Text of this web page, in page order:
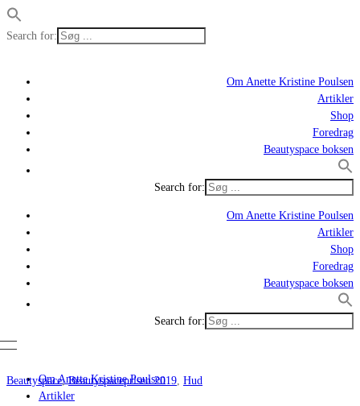
Search for:
Om Anette Kristine Poulsen
Artikler
Shop
Foredrag
Beautyspace boksen
Search for:
Om Anette Kristine Poulsen
Artikler
Shop
Foredrag
Beautyspace boksen
Search for:
Om Anette Kristine Poulsen
Artikler
Beautyspace,Beautyspaceprisen 2019, Hud